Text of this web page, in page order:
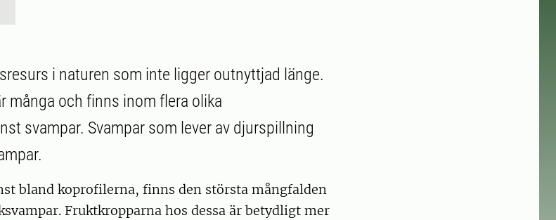
i naturen som inte ligger outnyttjad länge.
många och finns inom flera olika
svampar. Svampar som lever av djurspillning
bland koprofilerna, finns den största mångfalden
Fruktkropparna hos dessa är betydligt mer